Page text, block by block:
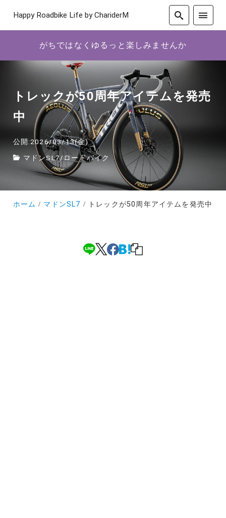
Happy Roadbike Life by ChariderM
がちではなくゆるっと楽しみませんか
トレックが50周年アイテムを発売
中
公開:2026/03/13(金)
マドンSL7/ロードバイク
ホーム マドンSL7 トレックが50周年アイテムを発売中